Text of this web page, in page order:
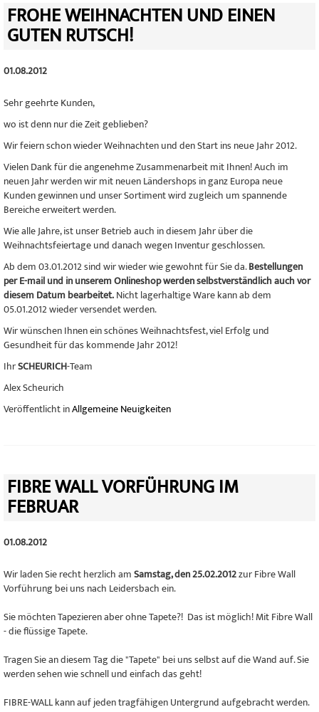
FROHE WEIHNACHTEN UND EINEN
GUTEN RUTSCH!
01.08.2012
Sehr geehrte Kunden,
wo ist denn nur die Zeit geblieben?
Wir feiern schon wieder Weihnachten und den Start ins neue Jahr 2012.
Vielen Dank für die angenehme Zusammenarbeit mit Ihnen! Auch im
neuen Jahr werden wir mit neuen Ländershops in ganz Europa neue
Kunden gewinnen und unser Sortiment wird zugleich um spannende
Bereiche erweitert werden.
Wie alle Jahre, ist unser Betrieb auch in diesem Jahr über die
Weihnachtsfeiertage und danach wegen Inventur geschlossen.
Ab dem 03.01.2012 sind wir wieder wie gewohnt für Sie da.Bestellungen
per E-mail und in unserem Onlineshop werden selbstverständlich auch vor
diesem Datum bearbeitet.Nicht lagerhaltige Ware kann ab dem
05.01.2012 wieder versendet werden.
Wir wünschen Ihnen ein schönes Weihnachtsfest, viel Erfolg und
Gesundheit für das kommende Jahr 2012!
IhrSCHEURICH-Team
Alex Scheurich
Veröffentlicht inAllgemeine Neuigkeiten
FIBRE WALL VORFÜHRUNG IM
FEBRUAR
01.08.2012
Wir laden Sie recht herzlich amSamstag, den 25.02.2012zur Fibre Wall
Vorführung bei uns nach Leidersbach ein.
Sie möchten Tapezieren aber ohne Tapete?! Das ist möglich! Mit Fibre Wall
- die flüssige Tapete.
Tragen Sie an diesem Tag die "Tapete" bei uns selbst auf die Wand auf. Sie
werden sehen wie schnell und einfach das geht!
FIBRE-WALL kann auf jeden tragfähigen Untergrund aufgebracht werden.